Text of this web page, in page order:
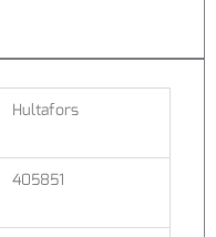
Hultafors
405851